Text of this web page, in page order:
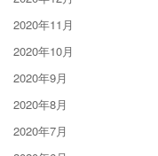
2020年11月
2020年10月
2020年9月
2020年8月
2020年7月